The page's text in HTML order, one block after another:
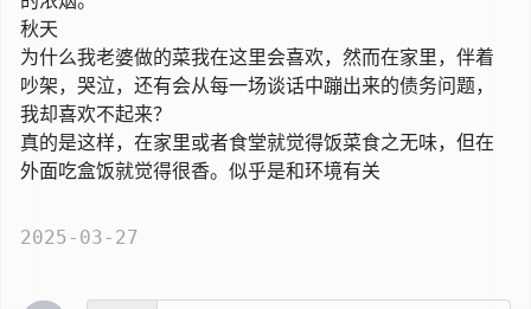
秋天
为什么我老婆做的菜我在这里会喜欢，然而在家里，伴着
吵架，哭泣，还有会从每一场谈话中蹦出来的债务问题，
我却喜欢不起来？
真的是这样，在家里或者食堂就觉得饭菜食之无味，但在
外面吃盒饭就觉得很香。似乎是和环境有关
2025-03-27